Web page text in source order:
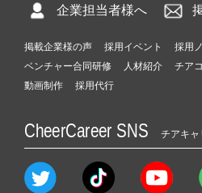
企業担当者様へ
掲載企業様の声 採用イベント 採用
ベンチャー合同研修
人材紹介 チア
動画制作
採用代行
CheerCareer SNS チアキャ